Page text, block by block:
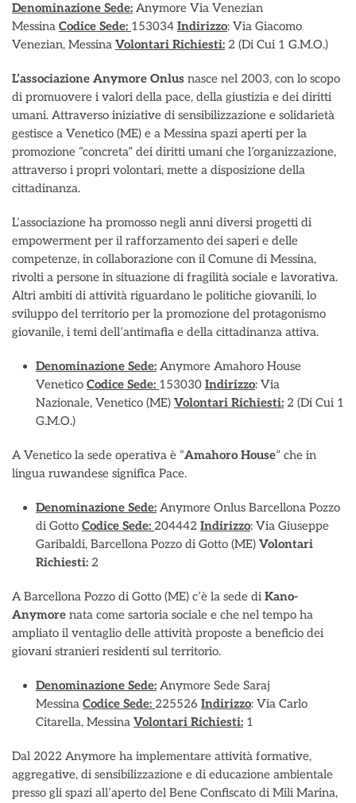
Denominazione Sede: Anymore Via Venezian
Messina Codice Sede: 153034 Indirizzo: Via Giacomo
Venezian, Messina Volontari Richiesti: 2 (Di Cui 1 G.M.O.)
L’associazione Anymore Onlus nasce nel 2003, con lo scopo
di promuovere i valori della pace, della giustizia e dei diritti
umani. Attraverso iniziative di sensibilizzazione e solidarietà
gestisce a Venetico (ME) e a Messina spazi aperti per la
promozione “concreta” dei diritti umani che l’organizzazione,
attraverso i propri volontari, mette a disposizione della
cittadinanza.
L’associazione ha promosso negli anni diversi progetti di
empowerment per il rafforzamento dei saperi e delle
competenze, in collaborazione con il Comune di Messina,
rivolti a persone in situazione di fragilità sociale e lavorativa.
Altri ambiti di attività riguardano le politiche giovanili, lo
sviluppo del territorio per la promozione del protagonismo
giovanile, i temi dell’antimafia e della cittadinanza attiva.
Denominazione Sede: Anymore Amahoro House
Venetico Codice Sede: 153030 Indirizzo: Via
Nazionale, Venetico (ME) Volontari Richiesti: 2 (Di Cui 1
G.M.O.)
A Venetico la sede operativa è “Amahoro House” che in
lingua ruwandese significa Pace.
Denominazione Sede: Anymore Onlus Barcellona Pozzo
di Gotto Codice Sede: 204442 Indirizzo: Via Giuseppe
Garibaldi, Barcellona Pozzo di Gotto (ME) Volontari
Richiesti: 2
A Barcellona Pozzo di Gotto (ME) c’è la sede di Kano-
Anymore nata come sartoria sociale e che nel tempo ha
ampliato il ventaglio delle attività proposte a beneficio dei
giovani stranieri residenti sul territorio.
Denominazione Sede: Anymore Sede Saraj
Messina Codice Sede: 225526 Indirizzo: Via Carlo
Citarella, Messina Volontari Richiesti: 1
Dal 2022 Anymore ha implementare attività formative,
aggregative, di sensibilizzazione e di educazione ambientale
presso gli spazi all’aperto del Bene Confiscato di Mili Marina,